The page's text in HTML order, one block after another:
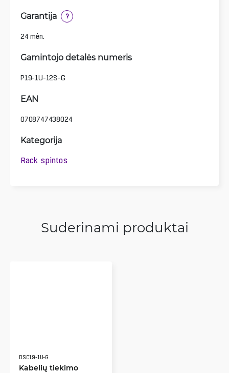
Garantija ?
24 mėn.
Gamintojo detalės numeris
P19-1U-12S-G
EAN
0708747438024
Kategorija
Rack spintos
Suderinami produktai
DSC19-1U-G
Kabelių tiekimo